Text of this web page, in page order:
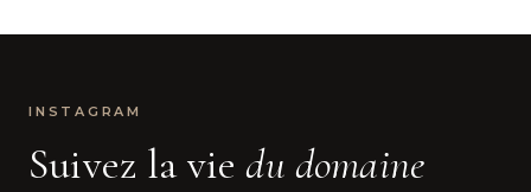
INSTAGRAM
Suivez la viedu domaine